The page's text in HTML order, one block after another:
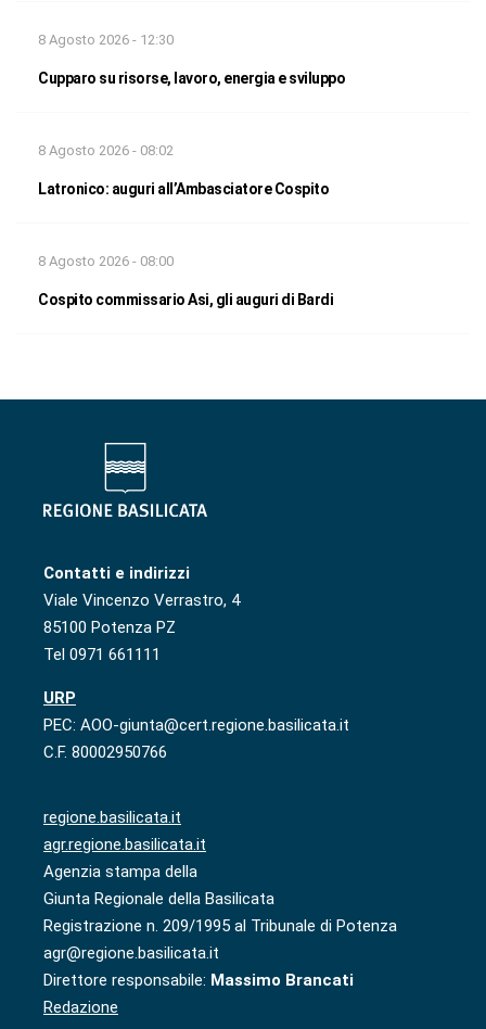
8 Agosto 2026 - 12:30
Cupparo su risorse, lavoro, energia e sviluppo
8 Agosto 2026 - 08:02
Latronico: auguri all’Ambasciatore Cospito
8 Agosto 2026 - 08:00
Cospito commissario Asi, gli auguri di Bardi
Contatti e indirizzi
Viale Vincenzo Verrastro, 4
85100 Potenza PZ
Tel 0971 661111
URP
PEC: AOO-giunta@cert.regione.basilicata.it
C.F. 80002950766
regione.basilicata.it
agr.regione.basilicata.it
Agenzia stampa della
Giunta Regionale della Basilicata
Registrazione n. 209/1995 al Tribunale di Potenza
agr@regione.basilicata.it
Direttore responsabile: Massimo Brancati
Redazione